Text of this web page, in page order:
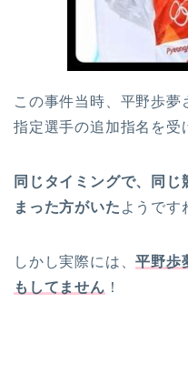
この事件当時、平野歩
指定選手の追加指名を受
同じタイミングで、同じ
まった方がいた ようです
しかし実際には、平野歩
もしてません ！